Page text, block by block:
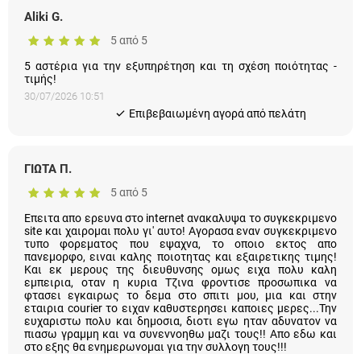
Aliki G.
5 από 5
5 αστέρια για την εξυπηρέτηση και τη σχέση ποιότητας -
τιμής!
30/07/2026 10:51
Eπιβεβαιωμένη αγορά από πελάτη
ΓΙΩΤΑ Π.
5 από 5
Επειτα απο ερευνα στο internet ανακαλυψα το συγκεκριμενο
site και χαιρομαι πολυ γι' αυτο! Αγορασα εναν συγκεκριμενο
τυπο φορεματος που εψαχνα, το οποιο εκτος απο
πανεμορφο, ειναι καλης ποιοτητας και εξαιρετικης τιμης! Και
εκ μερους της διευθυνσης ομως ειχα πολυ καλη εμπειρια,
οταν η κυρια Τζινα φροντισε προσωπικα να φτασει εγκαιρως
το δεμα στο σπιτι μου, μια και στην εταιρια courier το ειχαν
καθυστερησει καποιες μερες...Την ευχαριστω πολυ και
δημοσια, διοτι εγω ηταν αδυνατον να πιασω γραμμη και να
συνεννοηθω μαζι τους!! Απο εδω και στο εξης θα
ενημερωνομαι για την συλλογη τους!!!